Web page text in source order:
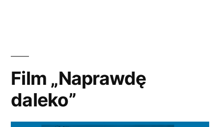
1”
Film „Naprawdę
daleko”